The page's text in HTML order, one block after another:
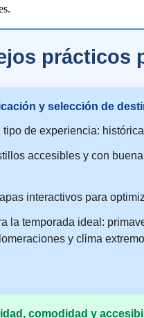
prácticos
y selección de
tipo de experiencia:
accesibles y con
interactivos para
la temporada ideal:
y clima
comodidad y